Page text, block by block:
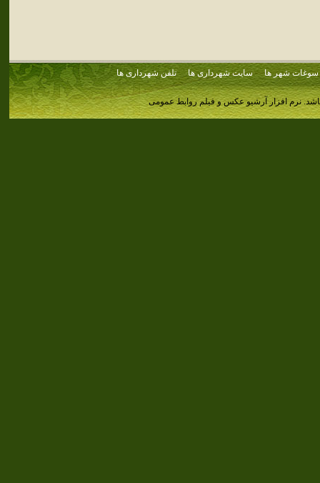
سوغات شهر ها سایت شهرداری ها تلفن شهرداری ها
نرم افزار آرشیو عکس و فیلم روابط عمومی